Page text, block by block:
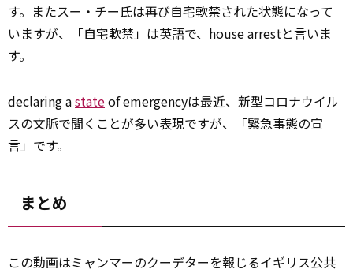
す。またスー・チー氏は再び自宅軟禁された状態になって
いますが、「自宅軟禁」は英語で、house arrestと言いま
す。
declaring astateof emergencyは最近、新型コロナウイル
スの文脈で聞くことが多い表現ですが、「緊急事態の宣
言」です。
まとめ
この動画はミャンマーのクーデターを報じるイギリス公共